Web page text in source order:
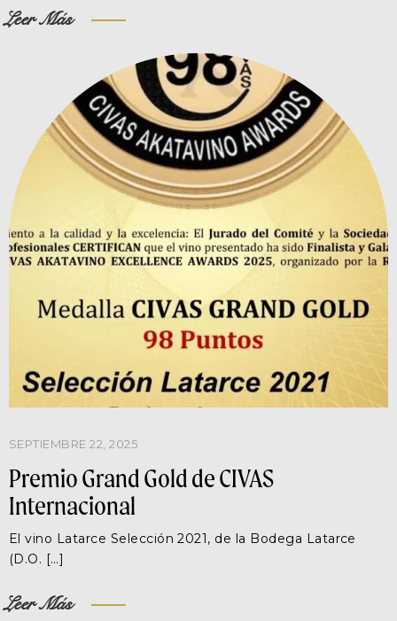
Leer Más
SEPTIEMBRE 22, 2025
Premio Grand Gold de CIVAS
Internacional
El vino Latarce Selección 2021, de la Bodega Latarce
(D.O. […]
Leer Más